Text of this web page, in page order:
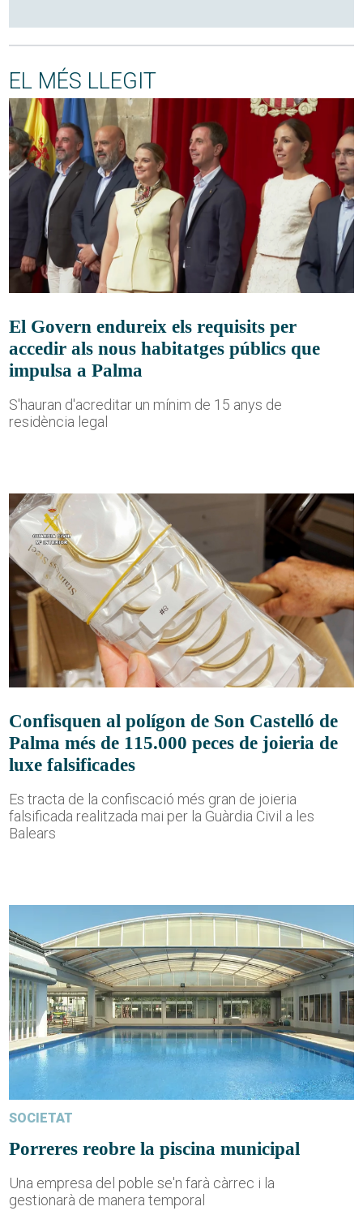
EL MÉS LLEGIT
El Govern endureix els requisits per
accedir als nous habitatges públics que
impulsa a Palma
S'hauran d'acreditar un mínim de 15 anys de
residència legal
Confisquen al polígon de Son Castelló de
Palma més de 115.000 peces de joieria de
luxe falsificades
Es tracta de la confiscació més gran de joieria
falsificada realitzada mai per la Guàrdia Civil a les
Balears
SOCIETAT
Porreres reobre la piscina municipal
Una empresa del poble se'n farà càrrec i la
gestionarà de manera temporal